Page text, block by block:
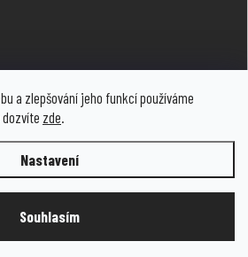
a zlepšování jeho funkcí používáme
zde.
Nastavení
Souhlasím
. Všechna práva vyhrazena.Upravit